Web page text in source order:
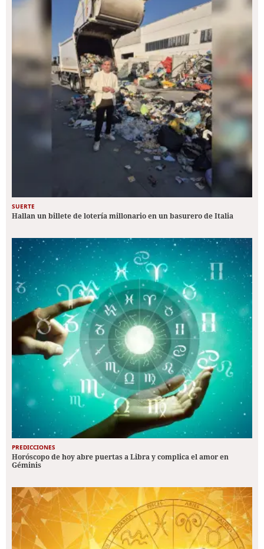
SUERTE
Hallan un billete de lotería millonario en un basurero de Italia
PREDICCIONES
Horóscopo de hoy abre puertas a Libra y complica el amor en
Géminis